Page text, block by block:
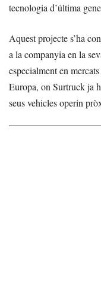
tecnologia d’última
Aquest projecte s’ha
a la companyia en la
especialment en
Europa, on Surtruck ja
seus vehicles operin